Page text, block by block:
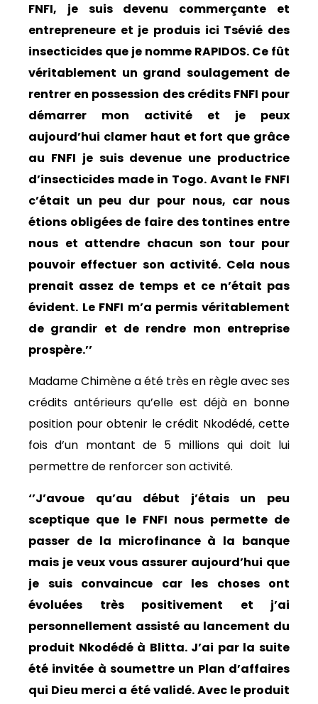
FNFI, je suis devenu commerçante et
entrepreneure et je produis ici Tsévié des
insecticides que je nomme RAPIDOS. Ce fût
véritablement un grand soulagement de
rentrer en possession des crédits FNFI pour
démarrer mon activité et je peux
aujourd’hui clamer haut et fort que grâce
au FNFI je suis devenue une productrice
d’insecticides made in Togo. Avant le FNFI
c’était un peu dur pour nous, car nous
étions obligées de faire des tontines entre
nous et attendre chacun son tour pour
pouvoir effectuer son activité. Cela nous
prenait assez de temps et ce n’était pas
évident. Le FNFI m’a permis véritablement
de grandir et de rendre mon entreprise
prospère.’’
Madame Chimène a été très en règle avec ses
crédits antérieurs qu’elle est déjà en bonne
position pour obtenir le crédit Nkodédé, cette
fois d’un montant de 5 millions qui doit lui
permettre de renforcer son activité.
‘’J’avoue qu’au début j’étais un peu
sceptique que le FNFI nous permette de
passer de la microfinance à la banque
mais je veux vous assurer aujourd’hui que
je suis convaincue car les choses ont
évoluées très positivement et j’ai
personnellement assisté au lancement du
produit Nkodédé à Blitta. J’ai par la suite
été invitée à soumettre un Plan d’affaires
qui Dieu merci a été validé. Avec le produit